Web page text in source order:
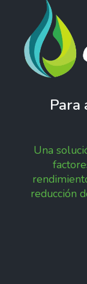
Para
Una
reducción